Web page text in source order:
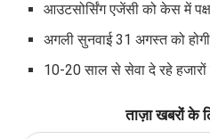
आउटसोर्सिंग एजेंसी को केस में पक्ष
अगली सुनवाई 31 अगस्त को होगी
10-20 साल से सेवा दे रहे हजारों
ताज़ा खबरों के